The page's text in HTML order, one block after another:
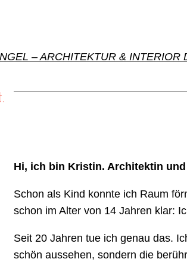
– ARCHITEKTUR & INTERIOR
Hi, ich bin Kristin. Architektin
Schon als Kind konnte ich Raum
schon im Alter von 14 Jahren klar:
Seit 20 Jahren tue ich genau das.
schön aussehen, sondern die